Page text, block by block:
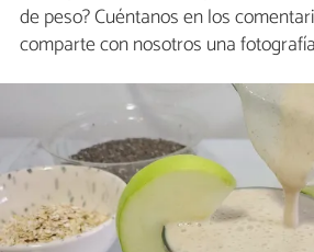
de peso? Cuéntanos en los
comparte con nosotros una